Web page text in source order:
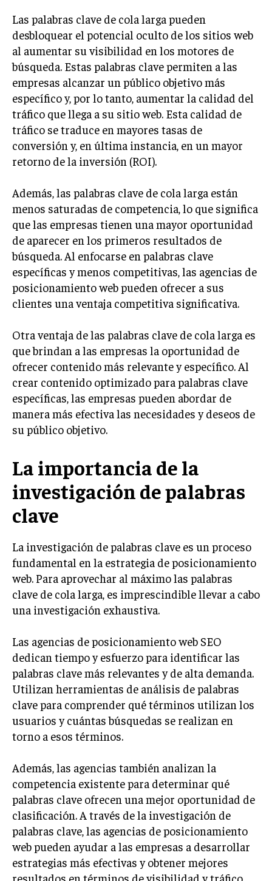
TECNOLOGIA
SOSTENIBILIDAD Y MEDIO AMBIENTE
GESTIÓN DE LA INNOVACIÓN TECNOLÓGICA
TRANSFORMACIÓN DIGITAL
ANALÍTICA EMPRESARIAL Y BUSINESS
INTELLIGENCE
CIBERSEGURIDAD EMPRESARIAL
ESTRATEGIA
GESTIÓN DEL RIESGO EMPRESARIAL
NEGOCIACIÓN Y RESOLUCIÓN DE CONFLICTOS
DERECHO EMPRESARIAL Y REGULACIONES
ÉXITO EMPRESARIAL Y CASOS DE ESTUDIO
GOBIERNO CORPORATIVO
ESTRATEGIAS DE NEGOCIOS
MARKETING B2B
MARKETING B2C
FRANQUICIAS
MARKETING DE INFLUENCERS
E-COMMERCE Y COMERCIO ELECTRÓNICO
ESTRATEGIAS DE PRICING Y GESTIÓN DE
PRECIOS
GESTIÓN DE CRISIS EMPRESARIALES
EMPRESAS Y STARTUPS TECNOLÓGICAS
GESTIÓN DE LA EXPERIENCIA DEL CLIENTE
MÁS
PROYECTOS
GESTIÓN DE PROYECTOS
GESTIÓN DE OPERACIONES Y CADENA DE
SUMINISTRO
LOGÍSTICA EMPRESARIAL
CALIDAD Y MEJORA CONTINUA
TALENTOS
RECURSOS HUMANOS Y GESTIÓN DEL
COMPENSACIÓN Y BENEFICIOS
RECLUTAMIENTO Y SELECCIÓN
DESARROLLO DE PERSONAL
GESTIÓN DEL DESEMPEÑO
CULTURA Y CLIMA ORGANIZACIONAL
Las palabras clave de cola larga pueden
desbloquear el potencial oculto de los sitios web
al aumentar su visibilidad en los motores de
búsqueda. Estas palabras clave permiten a las
empresas alcanzar un público objetivo más
específico y, por lo tanto, aumentar la calidad del
tráfico que llega a su sitio web. Esta calidad de
tráfico se traduce en mayores tasas de
conversión y, en última instancia, en un mayor
retorno de la inversión (ROI).
Además, las palabras clave de cola larga están
menos saturadas de competencia, lo que significa
que las empresas tienen una mayor oportunidad
de aparecer en los primeros resultados de
búsqueda. Al enfocarse en palabras clave
específicas y menos competitivas, las agencias de
posicionamiento web pueden ofrecer a sus
clientes una ventaja competitiva significativa.
Otra ventaja de las palabras clave de cola larga es
que brindan a las empresas la oportunidad de
ofrecer contenido más relevante y específico. Al
crear contenido optimizado para palabras clave
específicas, las empresas pueden abordar de
manera más efectiva las necesidades y deseos de
su público objetivo.
La importancia de la
investigación de palabras
clave
La investigación de palabras clave es un proceso
fundamental en la estrategia de posicionamiento
web. Para aprovechar al máximo las palabras
clave de cola larga, es imprescindible llevar a cabo
una investigación exhaustiva.
Las agencias de posicionamiento web SEO
dedican tiempo y esfuerzo para identificar las
palabras clave más relevantes y de alta demanda.
Utilizan herramientas de análisis de palabras
clave para comprender qué términos utilizan los
usuarios y cuántas búsquedas se realizan en
torno a esos términos.
Además, las agencias también analizan la
competencia existente para determinar qué
palabras clave ofrecen una mejor oportunidad de
clasificación. A través de la investigación de
palabras clave, las agencias de posicionamiento
web pueden ayudar a las empresas a desarrollar
estrategias más efectivas y obtener mejores
resultados en términos de visibilidad y tráfico